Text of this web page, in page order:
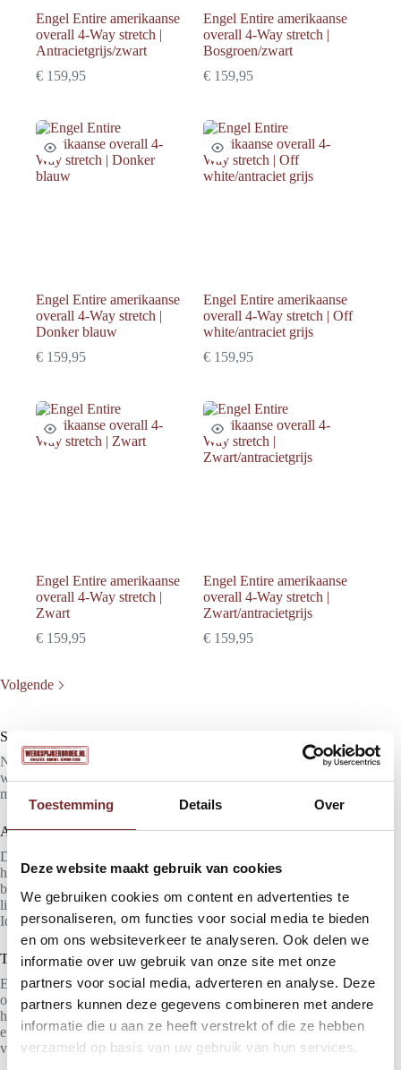
Toestemming Details Over
Deze website maakt gebruik van cookies
We gebruiken cookies om content en advertenties te
personaliseren, om functies voor social media te bieden
en om ons websiteverkeer te analyseren. Ook delen we
informatie over uw gebruik van onze site met onze
partners voor social media, adverteren en analyse. Deze
partners kunnen deze gegevens combineren met andere
informatie die u aan ze heeft verstrekt of die ze hebben
verzameld op basis van uw gebruik van hun services.
Engel Entire amerikaanse
overall 4-Way stretch |
Antracietgrijs/zwart
€ 159,95
Engel Entire amerikaanse
overall 4-Way stretch |
Bosgroen/zwart
€ 159,95
Engel Entire amerikaanse
overall 4-Way stretch |
Donker blauw
€ 159,95
Engel Entire amerikaanse
overall 4-Way stretch | Off
white/antraciet grijs
€ 159,95
Engel Entire amerikaanse
overall 4-Way stretch |
Zwart
€ 159,95
Engel Entire amerikaanse
overall 4-Way stretch |
Zwart/antracietgrijs
€ 159,95
Volgende
Soorten heren overalls
Niet elke werkoverall is hetzelfde. Afhankelijk van je
werkzaamheden en voorkeur kun je kiezen uit verschillende
modellen.
Amerikaanse overalls
De Amerikaanse overall, ook wel bekend als boer overall,
herken je aan de bretels en het open bovenlijf. Dit type overall
biedt veel bewegingsvrijheid en wordt vaak gedragen bij
lichtere werkzaamheden of in combinatie met een trui of jas.
Ideaal voor wie flexibiliteit belangrijk vindt.
Tuinbroek
Een tuinbroek lijkt sterk op de Amerikaanse overall en wordt
ook wel een bretelbroek genoemd. Dit model is populair bij
hoveniers, monteurs en klussers. Door het mouwloze ontwerp
en de verstelbare schouderbanden werk je comfortabel en vrij,
vooral bij warmer weer.